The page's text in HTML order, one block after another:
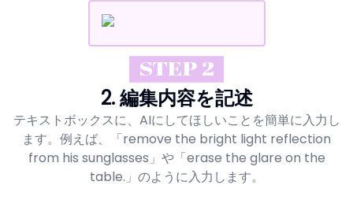
STEP 2
2. 編集内容を記述
テキストボックスに、AIにしてほしいことを簡単に入力し
ます。例えば、「remove the bright light reflection
from his sunglasses」や「erase the glare on the
table.」のように入力します。